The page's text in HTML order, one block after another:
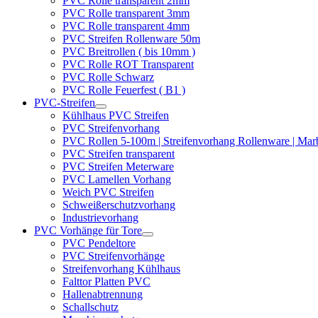
PVC Rolle transparent 3mm
PVC Rolle transparent 4mm
PVC Streifen Rollenware 50m
PVC Breitrollen ( bis 10mm )
PVC Rolle ROT Transparent
PVC Rolle Schwarz
PVC Rolle Feuerfest ( B1 )
PVC-Streifen
Kühlhaus PVC Streifen
PVC Streifenvorhang
PVC Rollen 5-100m | Streifenvorhang Rollenware |
PVC Streifen transparent
PVC Streifen Meterware
PVC Lamellen Vorhang
Weich PVC Streifen
Schweißerschutzvorhang
Industrievorhang
PVC Vorhänge für Tore
PVC Pendeltore
PVC Streifenvorhänge
Streifenvorhang Kühlhaus
Falttor Platten PVC
Hallenabtrennung
Schallschutz